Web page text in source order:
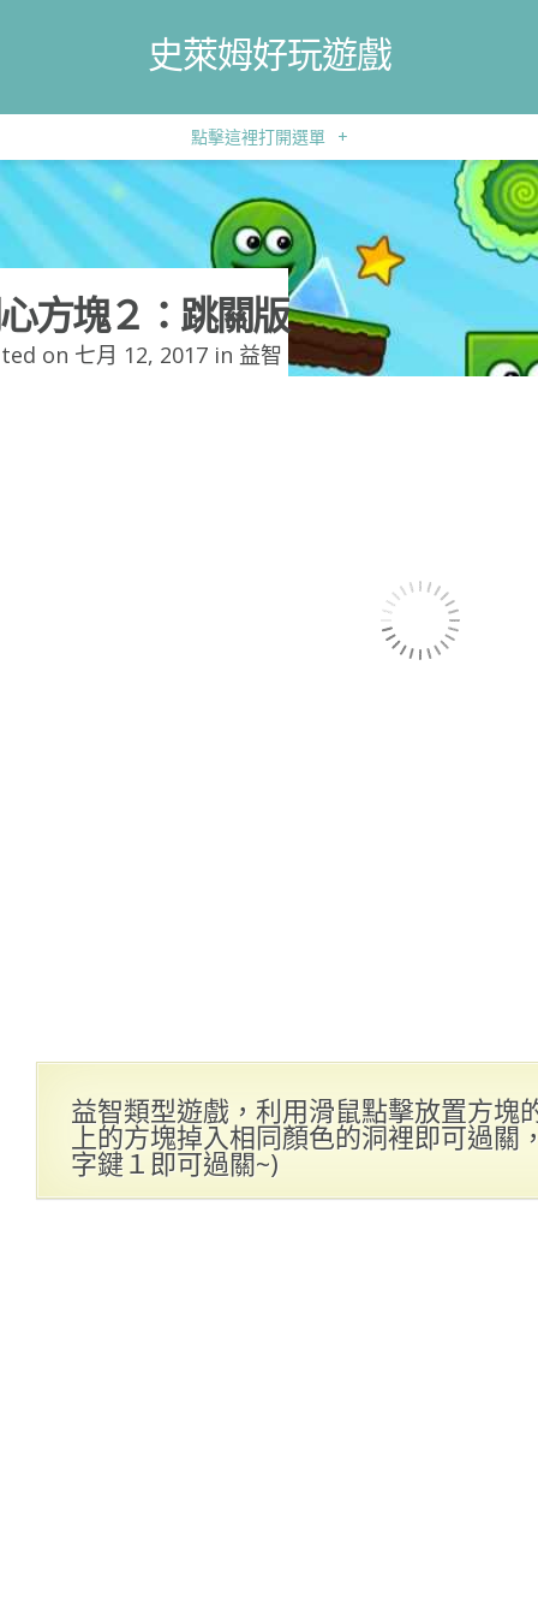
史萊姆好玩遊戲
點擊這裡打開選單 +
方塊２：跳關版
on 七月 12, 2017 in 益智
益智類型遊戲，利用滑鼠點擊放置方塊
上的方塊掉入相同顏色的洞裡即可過關
字鍵１即可過關~)